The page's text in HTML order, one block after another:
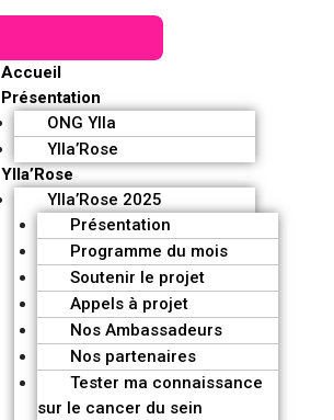
Accueil
Présentation
ONG Ylla
Ylla’Rose
Ylla’Rose
Ylla’Rose 2025
Présentation
Programme du mois
Soutenir le projet
Appels à projet
Nos Ambassadeurs
Nos partenaires
Tester ma connaissance
sur le cancer du sein